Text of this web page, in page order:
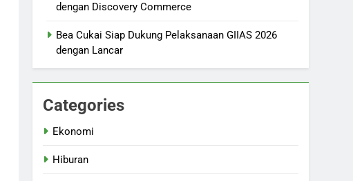
dengan Discovery Commerce
Bea Cukai Siap Dukung Pelaksanaan GIIAS 2026
dengan Lancar
Categories
Ekonomi
Hiburan